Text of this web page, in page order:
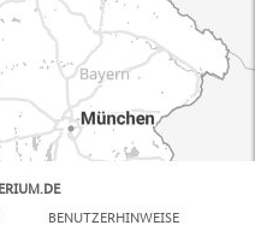
BENUTZERHINWEISE